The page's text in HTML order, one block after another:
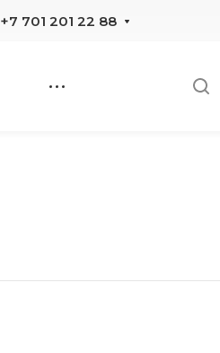
+7 701 201 22 88